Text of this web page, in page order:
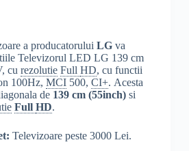
a producatorului LGva
Televizorul LED LG 139 cm
cu rezolutie Full HD, cu functii
100Hz, MCI500, CI+. Acesta
de139 cm (55inch)si
Full HD.
Televizoare peste 3000 Lei.